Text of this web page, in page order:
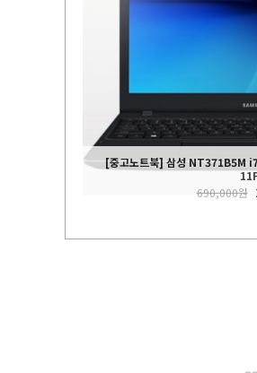
[중고노트북] 삼성 NT371B5M
690,000원